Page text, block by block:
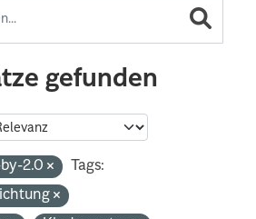
gefunden
2.0
Tags: